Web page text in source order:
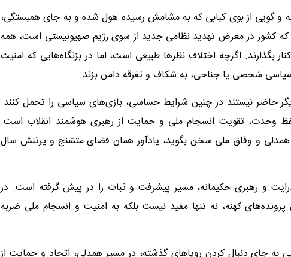
و گویی از بوی کبابی که به مشامش رسیده هول شده و به جای همبستگی،
که کشور در معرض تهدید نظامی جدید از سوی رژیم صهیونیستی است، همه
بگذارند. اگرچه اختلاف نظرها طبیعی است، اما در بزنگاه‌هایی که امنیت
شخصی یا جناحی، به شکاف و تفرقه دامن بزند.
حاضر نیستند در چنین شرایط حساسی، بازی‌های سیاسی را تحمل کنند.
وحدت، تقویت انسجام ملی و حمایت از رهبری هوشمند انقلاب است.
همدلی و وفاق ملی سخن بگوید، یادآور همان فضای متشنج و پرتنش سال
با درایت و رهبری حکیمانه، مسیر پیشرفت و ثبات را در پیش گرفته است. در
کهنه، نه تنها مفید نیست بلکه به امنیت و انسجام ملی ضربه
جای دنبال کردن رویاهای گذشته، در مسیر همدلی، اتحاد و حمایت از